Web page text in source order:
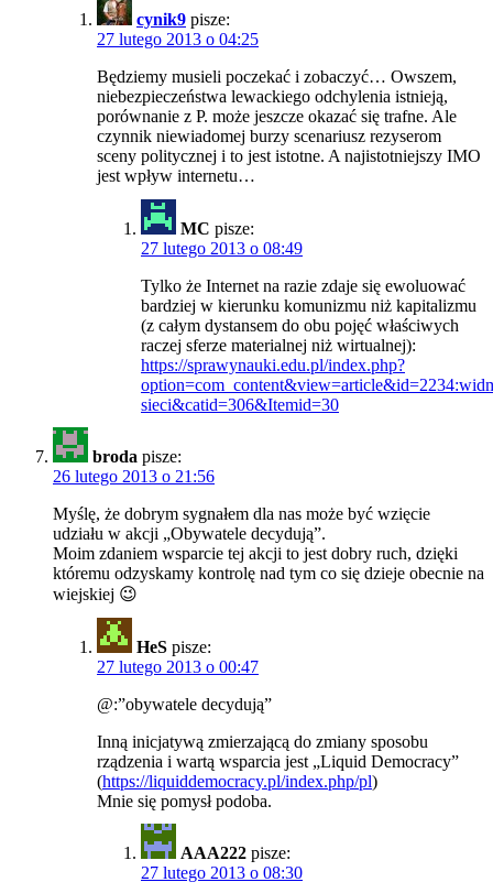
cynik9 pisze:
27 lutego 2013 o 04:25
Będziemy musieli poczekać i zobaczyć… Owszem,
niebezpieczeństwa lewackiego odchylenia istnieją,
porównanie z P. może jeszcze okazać się trafne. Ale
czynnik niewiadomej burzy scenariusz rezyserom
sceny politycznej i to jest istotne. A najistotniejszy IMO
jest wpływ internetu…
MC pisze:
27 lutego 2013 o 08:49
Tylko że Internet na razie zdaje się ewoluować
bardziej w kierunku komunizmu niż kapitalizmu
(z całym dystansem do obu pojęć właściwych
raczej sferze materialnej niż wirtualnej):
https://sprawynauki.edu.pl/index.php?
sieci&catid=306&Itemid=30
broda pisze:
26 lutego 2013 o 21:56
Myślę, że dobrym sygnałem dla nas może być wzięcie
udziału w akcji „Obywatele decydują”.
Moim zdaniem wsparcie tej akcji to jest dobry ruch, dzięki
któremu odzyskamy kontrolę nad tym co się dzieje obecnie na
wiejskiej 😉
HeS pisze:
27 lutego 2013 o 00:47
@:”obywatele decydują”
Inną inicjatywą zmierzającą do zmiany sposobu
rządzenia i wartą wsparcia jest „Liquid Democracy”
(https://liquiddemocracy.pl/index.php/pl)
Mnie się pomysł podoba.
AAA222 pisze:
27 lutego 2013 o 08:30